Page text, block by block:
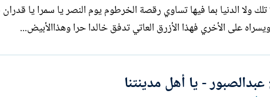
ﻭﻻ ﺍﻟﺪﻧﻴﺎ ﺑﻤﺎ ﻓﻴﻬﺎ ﺗﺴﺎﻭﻱ ﺭﻗﺼﺔ ﺍﻟﺨﺮﻃﻮﻡ ﻳﻮﻡ ﺍﻟﻨﺼﺮ ﻳﺎ ﺳﻤﺮﺍ ﻳﺎ
ﻋﻠﻰ ﺍﻷﺧﺮﻱ ﻓﻬﺬﺍ ﺍﻷﺯﺭﻕ ﺍﻟﻌﺎﺗﻲ ﺗﺪﻓﻖ ﺧﺎﻟﺪﺍ ﺣﺮﺍ ﻭﻫﺬﺍﺍﻷﺑﻴﺾ...
- يا أهل مدينتنا